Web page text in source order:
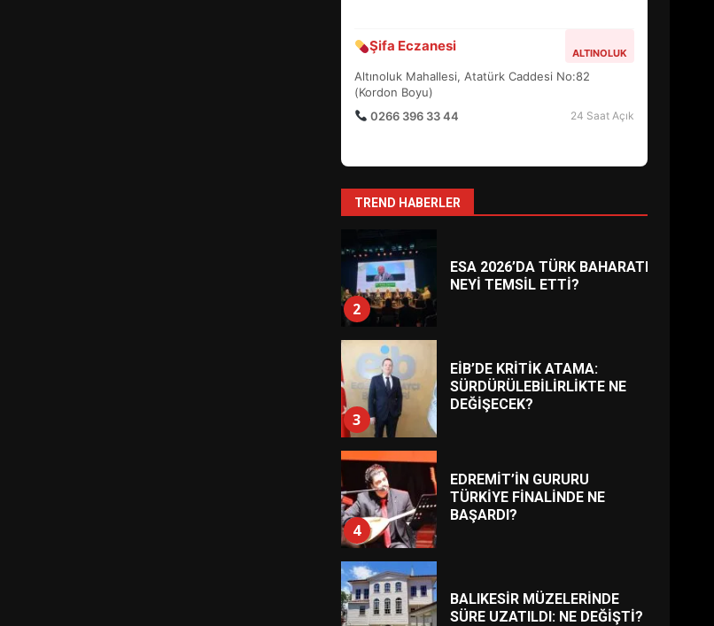
Şifa Eczanesi ALTINOLUK
Altınoluk Mahallesi, Atatürk Caddesi No:82
(Kordon Boyu)
0266 396 33 44
24 Saat Açık
TREND HABERLER
7
BURHANİYE
BELEDİYESPOR’DA YENİ
YÖNETİM NASIL ŞEKİLLENDİ?
1
HAREKETE GEÇİYOR: GÖZLER
2
ESA 2026’DA TÜRK BAHARATI
NEYİ TEMSİL ETTİ?
3
EİB’DE KRİTİK ATAMA:
SÜRDÜRÜLEBİLİRLİKTE NE
DEĞİŞECEK?
4
EDREMİT’İN GURURU
TÜRKİYE FİNALİNDE NE
BAŞARDI?
BALIKESİR MÜZELERİNDE
SÜRE UZATILDI: NE DEĞİŞTİ?